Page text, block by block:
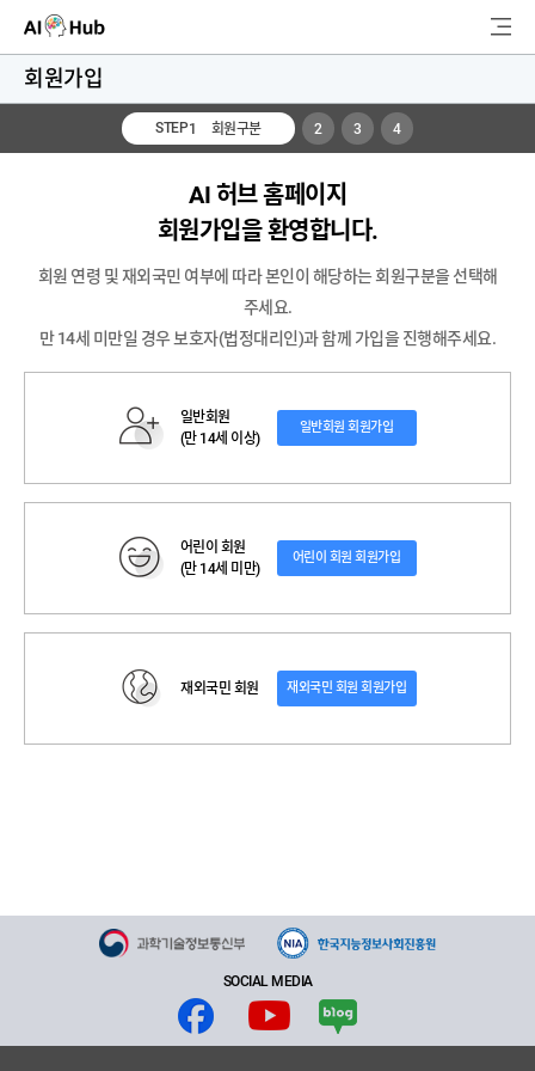
AI-Hub
AI 허브소개
리더보드
검
회원가입
STEP1 회원구분
(진
행
2 3 4
AI 허브 홈페이지
회원가입을 환영합니다.
회원 연령 및 재외국민 여부에 따라 본인이 해당하는 회원구분을 선택해
주세요.
만 14세 미만일 경우 보호자(법정대리인)과 함께 가입을 진행해주세요.
일반회원
(만 14세 이상)
일반회원 회원가입
어린이 회원
(만 14세 미만)
어린이 회원 회원가입
재외국민 회원 재외국민 회원 회원가입
SOCIAL MEDIA